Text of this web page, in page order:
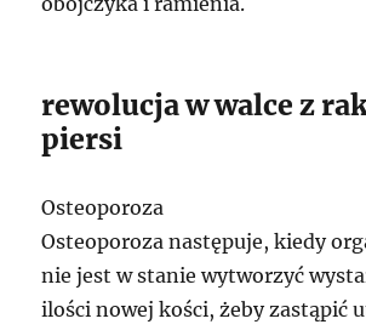
rewolucja w walce z
piersi
Osteoporoza
Osteoporoza następuje, kiedy
nie jest w stanie wytworzyć
ilości nowej kości, żeby zastąpić